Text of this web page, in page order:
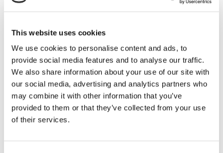
This website uses cookies
We use cookies to personalise content and ads, to
provide social media features and to analyse our traffic.
We also share information about your use of our site with
our social media, advertising and analytics partners who
may combine it with other information that you’ve
provided to them or that they’ve collected from your use
of their services.
PELIS Y MÚSICA
Películas para aprender inglés